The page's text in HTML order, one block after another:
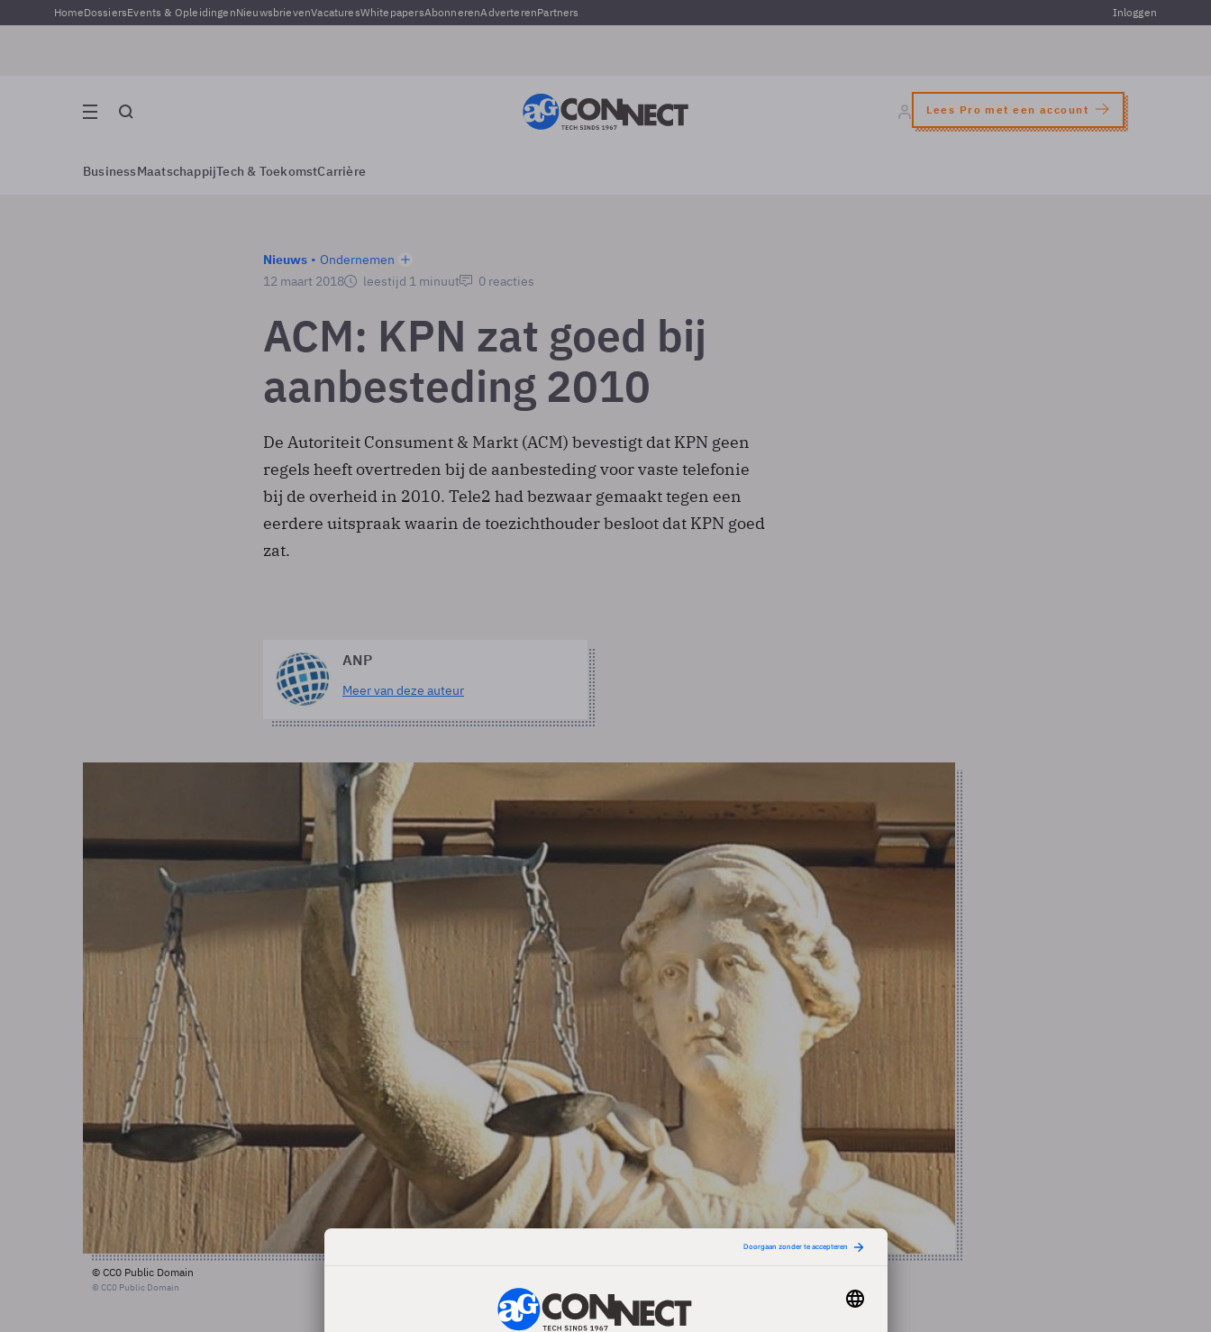
HomeDossiersEvents & OpleidingenNieuwsbrievenVacaturesWhitepapersAbonnerenAdverterenPartners Inloggen
Lees Pro met een account
BusinessMaatschappijTech & ToekomstCarrière
Nieuws
Ondernemen
12 maart 2018
leestijd 1 minuut 0 reacties
ACM: KPN zat goed bij
aanbesteding 2010
De Autoriteit Consument & Markt (ACM) bevestigt dat KPN geen
regels heeft overtreden bij de aanbesteding voor vaste telefonie
bij de overheid in 2010. Tele2 had bezwaar gemaakt tegen een
eerdere uitspraak waarin de toezichthouder besloot dat KPN goed
zat.
ANP
Meer van deze auteur
© CC0 Public Domain
© CC0 Public Domain